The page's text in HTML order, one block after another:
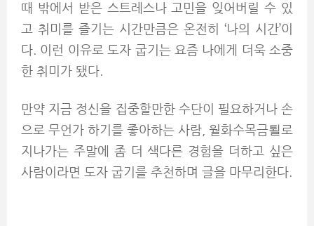
때 밖에서 받은 스트레스나 고민을 잊어버릴 수 있
고 취미를 즐기는 시간만큼은 온전히 ‘나의 시간’이
다. 이런 이유로 도자 굽기는 요즘 나에게 더욱 소중
한 취미가 됐다.
만약 지금 정신을 집중할만한 수단이 필요하거나 손
으로 무언가 하기를 좋아하는 사람, 월화수목금퇼로
지나가는 주말에 좀 더 색다른 경험을 더하고 싶은
사람이라면 도자 굽기를 추천하며 글을 마무리한다.